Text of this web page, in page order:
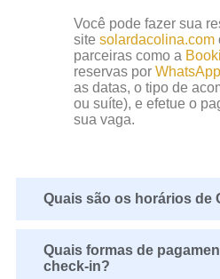
Você pode fazer sua
site solardacolina.com
parceiras como a
reservas por WhatsApp
as datas, o tipo de
ou suíte), e efetue o
sua vaga.
Quais são os horários de
Quais formas de
check-in?